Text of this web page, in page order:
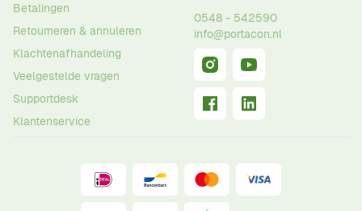
Betalingen
Retourneren & annuleren
Klachtenafhandeling
Veelgestelde vragen
Supportdesk
Klantenservice
0548 - 542590
info@portacon.nl